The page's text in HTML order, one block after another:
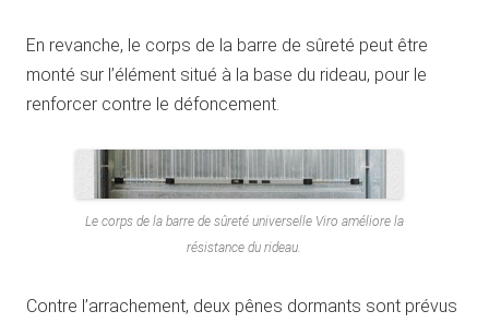
En revanche, le corps de la barre de sûreté peut être
monté sur l’élément situé à la base du rideau, pour le
renforcer contre le défoncement.
Le corps de la barre de sûreté universelle Viro améliore la
résistance du rideau.
Contre l’arrachement, deux pênes dormants sont prévus